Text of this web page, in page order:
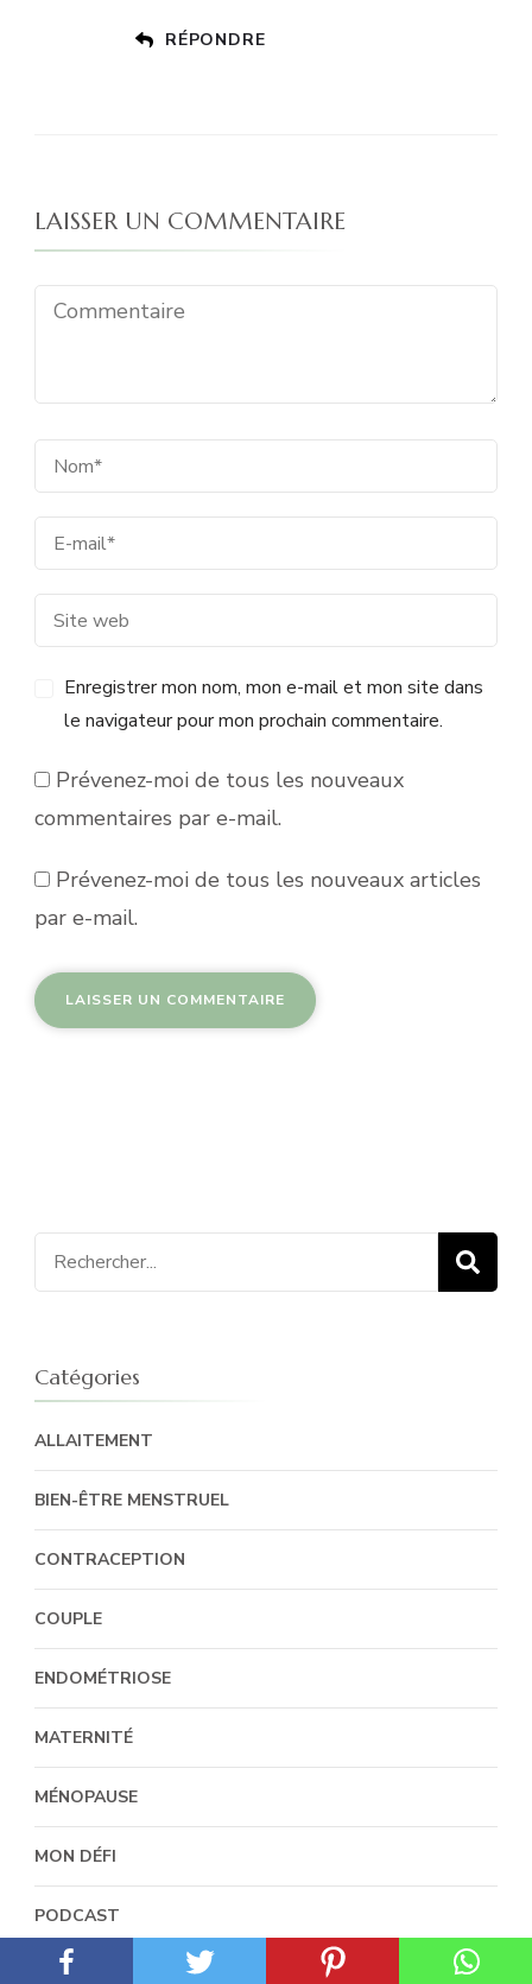
RÉPONDRE
LAISSER UN COMMENTAIRE
Enregistrer mon nom, mon e-mail et mon site dans
le navigateur pour mon prochain commentaire.
Prévenez-moi de tous les nouveaux
commentaires par e-mail.
Prévenez-moi de tous les nouveaux articles
par e-mail.
Recherche
pour
Catégories
ALLAITEMENT
BIEN-ÊTRE MENSTRUEL
CONTRACEPTION
COUPLE
ENDOMÉTRIOSE
MATERNITÉ
MÉNOPAUSE
MON DÉFI
PODCAST
PROJET BÉBÉ